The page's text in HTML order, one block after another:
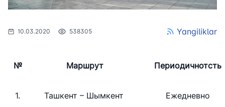
10.03.2020 538305 Yangiliklar
№ Маршрут Периодичнотсть
1. Ташкент – Шымкент Ежедневно